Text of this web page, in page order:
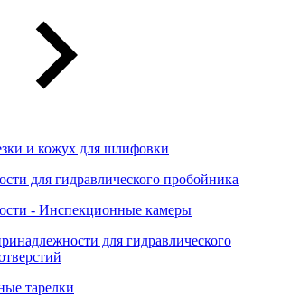
и кожух для шлифовки
для гидравлического пробойника
- Инспекционные камеры
для гидравлического
тарелки